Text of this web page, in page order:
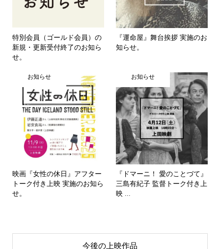
特別会員（ゴールド会員）の
新規・更新受付終了のお知ら
せ。
『運命屋』舞台挨拶 実施のお
知らせ。
お知らせ
映画『女性の休日』アフター
トーク付き上映 実施のお知ら
せ。
お知らせ
『ドマーニ！ 愛のことづて』
三島有紀子 監督トーク付き上
映 ...
今後の上映作品